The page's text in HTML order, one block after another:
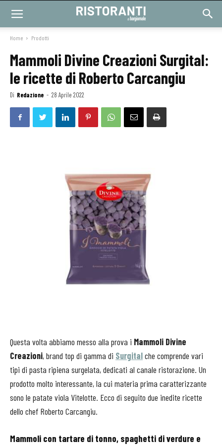
Home Prodotti
Mammoli Divine Creazioni Surgital:
le ricette di Roberto Carcangiu
Di Redazione - 28 Aprile 2022
Questa volta abbiamo messo alla prova i Mammoli Divine
Creazioni, brand top di gamma di Surgitalche comprende vari
tipi di pasta ripiena surgelata, dedicati al canale ristorazione. Un
prodotto molto interessante, la cui materia prima caratterizzante
sono le patate viola Vitelotte. Ecco di seguito due inedite ricette
dello chef Roberto Carcangiu.
Mammoli con tartare di tonno, spaghetti di verdure e